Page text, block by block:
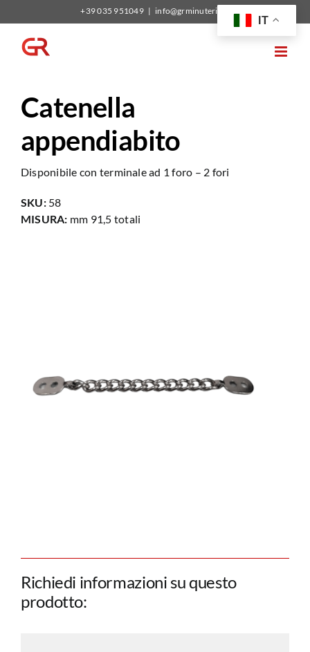
al
contenuto
+39 035 951049 | info@grminuterie.it
Catenella
appendiabito
Disponibile con terminale ad 1 foro – 2 fori
SKU:58
MISURA: mm 91,5 totali
Richiedi informazioni su questo
prodotto:
IT